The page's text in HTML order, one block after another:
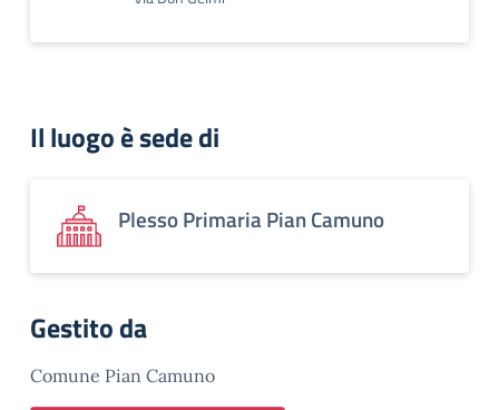
Il luogo è sede di
Plesso Primaria Pian Camuno
Gestito da
Comune Pian Camuno